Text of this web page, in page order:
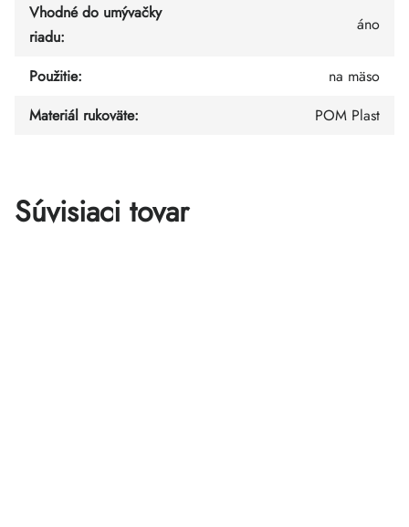
Vhodné do umývačky
riadu:
áno
Použitie:
na mäso
Materiál rukoväte: POM Plast
Súvisiaci tovar